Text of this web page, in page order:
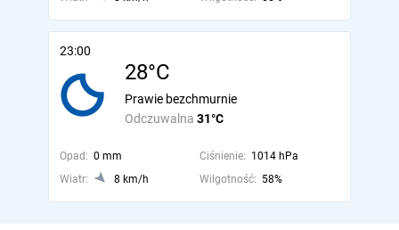
23:00
28°C
Odczuwalna 31°C
Prawie bezchmurnie
Opad: 0 mm Ciśnienie: 1014 hPa
Wiatr:
8 km/h Wilgotność: 58%